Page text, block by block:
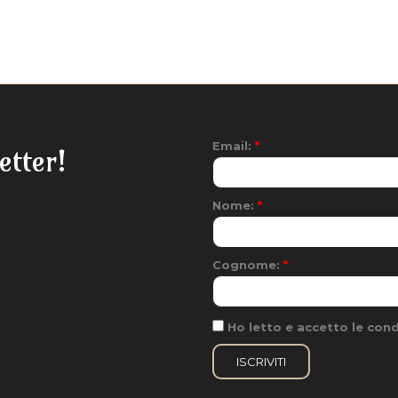
Email: *
Nome: *
Cognome: *
Ho letto e accetto le